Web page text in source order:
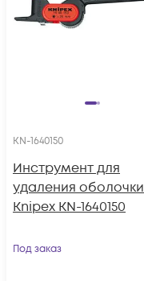
KN-1640150
Инструмент для
удаления оболочки
Knipex KN-1640150
Под заказ